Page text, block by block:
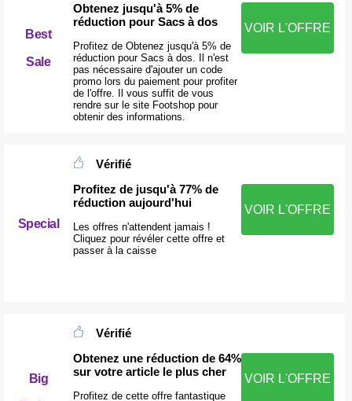
Best
Sale
Obtenez jusqu'à 5% de
réduction pour Sacs à dos
Profitez de Obtenez jusqu'à 5% de
réduction pour Sacs à dos. Il n'est
pas nécessaire d'ajouter un code
promo lors du paiement pour profiter
de l'offre. Il vous suffit de vous
rendre sur le site Footshop pour
obtenir des informations.
VOIR L'OFFRE
Special
Vérifié
Profitez de jusqu'à 77% de
réduction aujourd'hui
Les offres n'attendent jamais !
Cliquez pour révéler cette offre et
passer à la caisse
VOIR L'OFFRE
Big
Vérifié
Obtenez une réduction de 64%
sur votre article le plus cher
Profitez de cette offre fantastique
VOIR L'OFFRE